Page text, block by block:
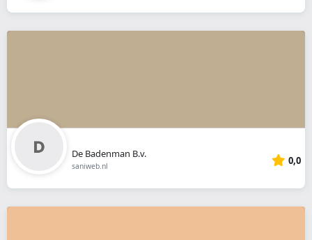
De Badenman B.v.
saniweb.nl 0,0